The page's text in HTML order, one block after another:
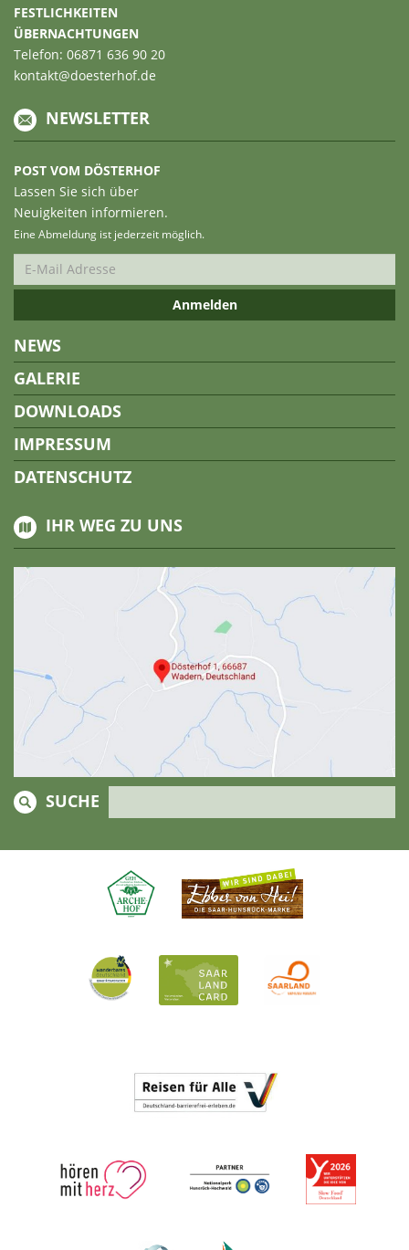
FESTLICHKEITEN
ÜBERNACHTUNGEN
Telefon: 06871 636 90 20
kontakt@doesterhof.de
NEWSLETTER
POST VOM DÖSTERHOF
Lassen Sie sich über
Neuigkeiten informieren.
Eine Abmeldung ist jederzeit möglich.
NEWS
GALERIE
DOWNLOADS
IMPRESSUM
DATENSCHUTZ
IHR WEG ZU UNS
SUCHE